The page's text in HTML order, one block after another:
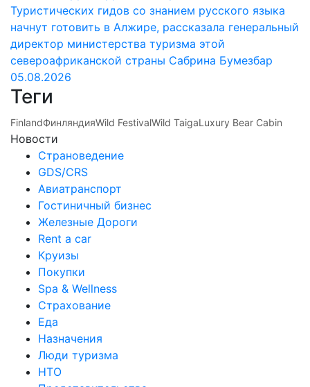
Туристических гидов со знанием русского языка
начнут готовить в Алжире, рассказала генеральный
директор министерства туризма этой
североафриканской страны Сабрина Бумезбар
05.08.2026
Теги
FinlandФинляндияWild FestivalWild TaigaLuxury Bear Cabin
Новости
Страноведение
GDS/CRS
Авиатранспорт
Гостиничный бизнес
Железные Дороги
Rent a car
Круизы
Покупки
Spa & Wellness
Страхование
Еда
Назначения
Люди туризма
НТО